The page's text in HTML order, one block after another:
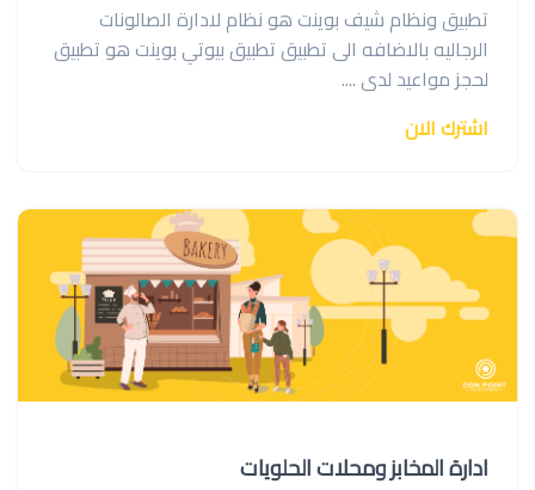
تطبيق ونظام شيف بوينت هو نظام لادارة الصالونات
الرجاليه بالاضافه الى تطبيق تطبيق بيوتي بوينت هو تطبيق
لحجز مواعيد لدى ....
اشترك الان
ادارة المخابز ومحلات الحلويات